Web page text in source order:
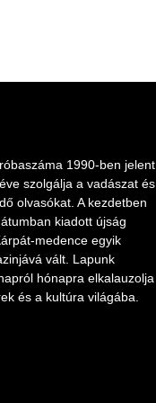
1990-ben jelent
szolgálja a vadászat és
olvasókat. A kezdetben
kiadott újság
medence egyik
vált. Lapunk
hónapra elkalauzolja
és a kultúra világába.